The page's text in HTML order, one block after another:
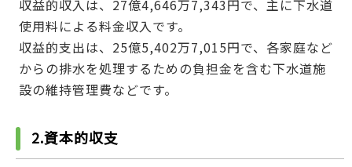
収益的収入は、27億4,646万7,343円で、主に下水道
使用料による料金収入です。
収益的支出は、25億5,402万7,015円で、各家庭など
からの排水を処理するための負担金を含む下水道施
設の維持管理費などです。
2.資本的収支